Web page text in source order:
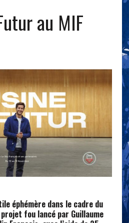
au MIF
éphémère dans le cadre du
fou lancé par Guillaume